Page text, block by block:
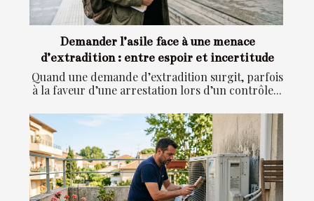
Demander l’asile face à une menace
d’extradition : entre espoir et incertitude
Quand une demande d’extradition surgit, parfois
à la faveur d’une arrestation lors d’un contrôle...